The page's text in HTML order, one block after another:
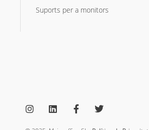
Suports per a monitors
I
n
s
L
i
n
F
a
T
w
i